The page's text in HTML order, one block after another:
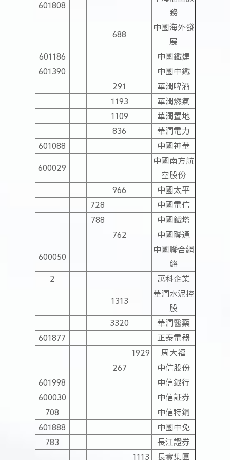
601808
務
688
中國海外發
展
601186
中國鐵建
601390
中國中鐵
291
華潤啤酒
1193
華潤燃氣
1109
華潤置地
836
華潤電力
601088
中國神華
600029
中國南方航
空股份
966
中國太平
728
中國電信
788
中國鐵塔
762
中國聯通
600050
中國聯合網
絡
2
萬科企業
1313
華潤水泥控
股
3320
華潤醫藥
601877
正泰電器
1929
周大福
267
中信股份
601998
中信銀行
600030
中信証券
708
中信特鋼
601888
中國中免
783
長江證券
1113
長實集團